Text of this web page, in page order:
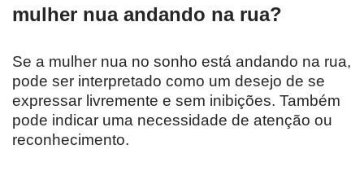
mulher nua andando na rua?
Se a mulher nua no sonho está andando na rua,
pode ser interpretado como um desejo de se
expressar livremente e sem inibições. Também
pode indicar uma necessidade de atenção ou
reconhecimento.